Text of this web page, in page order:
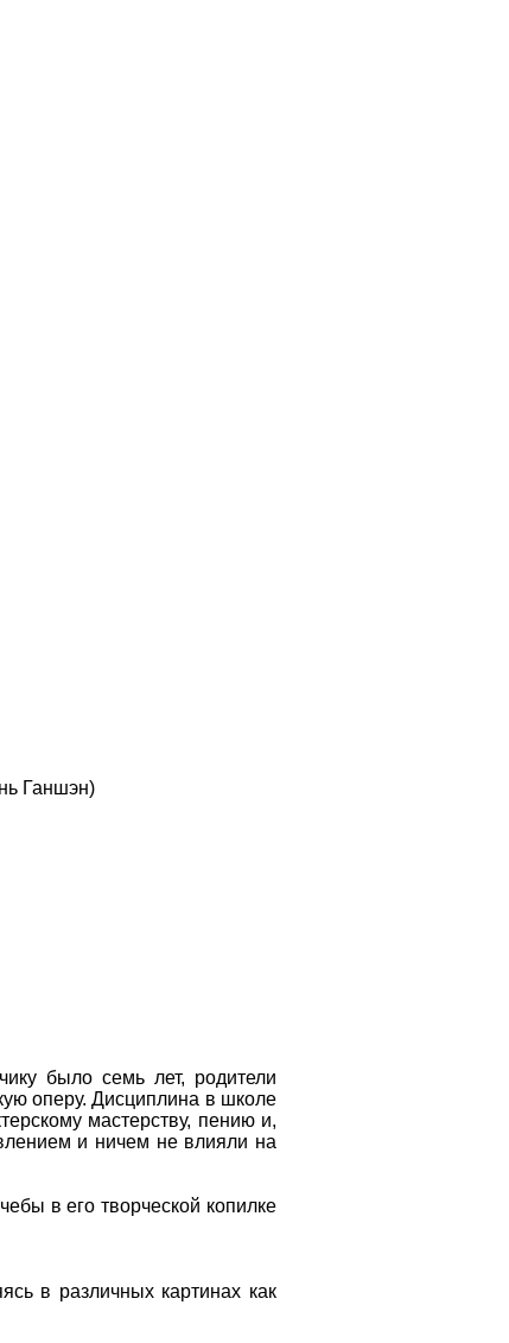
Ганшэн)
было семь лет, родители
оперу. Дисциплина в школе
мастерству, пению и,
и ничем не влияли на
в его творческой копилке
в различных картинах как